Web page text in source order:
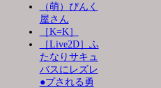
（萌）ぴんく
屋さん
［K=K］
［Live2D］ふ
たなりサキュ
バスにレズレ
●プされる勇